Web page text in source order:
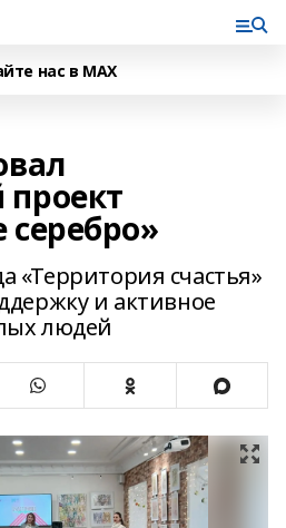
нас в MAX
серебро»
«Территория счастья»
и активное
людей